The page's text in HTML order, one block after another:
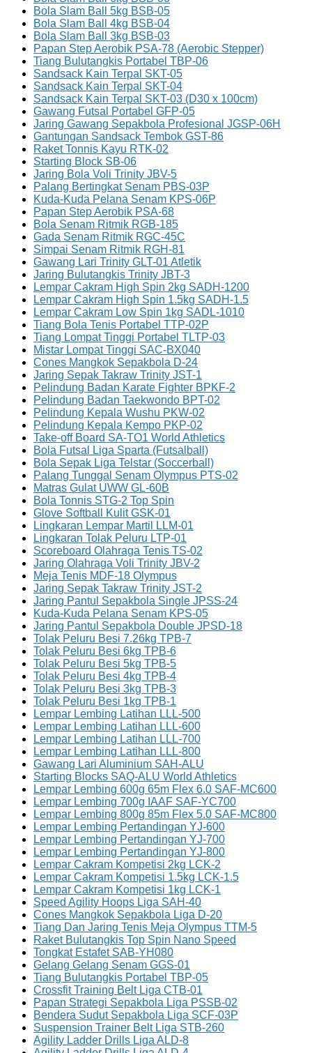
Bola Slam Ball 5kg BSB-05
Bola Slam Ball 4kg BSB-04
Bola Slam Ball 3kg BSB-03
Papan Step Aerobik PSA-78 (Aerobic Stepper)
Tiang Bulutangkis Portabel TBP-06
Sandsack Kain Terpal SKT-05
Sandsack Kain Terpal SKT-04
Sandsack Kain Terpal SKT-03 (D30 x 100cm)
Gawang Futsal Portabel GFP-05
Jaring Gawang Sepakbola Profesional JGSP-06H
Gantungan Sandsack Tembok GST-86
Raket Tonnis Kayu RTK-02
Starting Block SB-06
Jaring Bola Voli Trinity JBV-5
Palang Bertingkat Senam PBS-03P
Kuda-Kuda Pelana Senam KPS-06P
Papan Step Aerobik PSA-68
Bola Senam Ritmik RGB-185
Gada Senam Ritmik RGC-45C
Simpai Senam Ritmik RGH-81
Gawang Lari Trinity GLT-01 Atletik
Jaring Bulutangkis Trinity JBT-3
Lempar Cakram High Spin 2kg SADH-1200
Lempar Cakram High Spin 1.5kg SADH-1.5
Lempar Cakram Low Spin 1kg SADL-1010
Tiang Bola Tenis Portabel TTP-02P
Tiang Lompat Tinggi Portabel TLTP-03
Mistar Lompat Tinggi SAC-BX040
Cones Mangkok Sepakbola D-24
Jaring Sepak Takraw Trinity JST-1
Pelindung Badan Karate Fighter BPKF-2
Pelindung Badan Taekwondo BPT-02
Pelindung Kepala Wushu PKW-02
Pelindung Kepala Kempo PKP-02
Take-off Board SA-TO1 World Athletics
Bola Futsal Liga Sparta (Futsalball)
Bola Sepak Liga Telstar (Soccerball)
Palang Tunggal Senam Olympus PTS-02
Matras Gulat UWW GL-60B
Bola Tonnis STG-2 Top Spin
Glove Softball Kulit GSK-01
Lingkaran Lempar Martil LLM-01
Lingkaran Tolak Peluru LTP-01
Scoreboard Olahraga Tenis TS-02
Jaring Olahraga Voli Trinity JBV-2
Meja Tenis MDF-18 Olympus
Jaring Sepak Takraw Trinity JST-2
Jaring Pantul Sepakbola Single JPSS-24
Kuda-Kuda Pelana Senam KPS-05
Jaring Pantul Sepakbola Double JPSD-18
Tolak Peluru Besi 7.26kg TPB-7
Tolak Peluru Besi 6kg TPB-6
Tolak Peluru Besi 5kg TPB-5
Tolak Peluru Besi 4kg TPB-4
Tolak Peluru Besi 3kg TPB-3
Tolak Peluru Besi 1kg TPB-1
Lempar Lembing Latihan LLL-500
Lempar Lembing Latihan LLL-600
Lempar Lembing Latihan LLL-700
Lempar Lembing Latihan LLL-800
Gawang Lari Aluminium SAH-ALU
Starting Blocks SAQ-ALU World Athletics
Lempar Lembing 600g 65m Flex 6.0 SAF-MC600
Lempar Lembing 700g IAAF SAF-YC700
Lempar Lembing 800g 85m Flex 5.0 SAF-MC800
Lempar Lembing Pertandingan YJ-600
Lempar Lembing Pertandingan YJ-700
Lempar Lembing Pertandingan YJ-800
Lempar Cakram Kompetisi 2kg LCK-2
Lempar Cakram Kompetisi 1.5kg LCK-1.5
Lempar Cakram Kompetisi 1kg LCK-1
Speed Agility Hoops Liga SAH-40
Cones Mangkok Sepakbola Liga D-20
Tiang Dan Jaring Tenis Meja Olympus TTM-5
Raket Bulutangkis Top Spin Nano Speed
Tongkat Estafet SAB-YH080
Gelang Gelang Senam GGS-01
Tiang Bulutangkis Portabel TBP-05
Crossfit Training Belt Liga CTB-01
Papan Strategi Sepakbola Liga PSSB-02
Bendera Sudut Sepakbola Liga SCF-03P
Suspension Trainer Belt Liga STB-260
Agility Ladder Drills Liga ALD-8